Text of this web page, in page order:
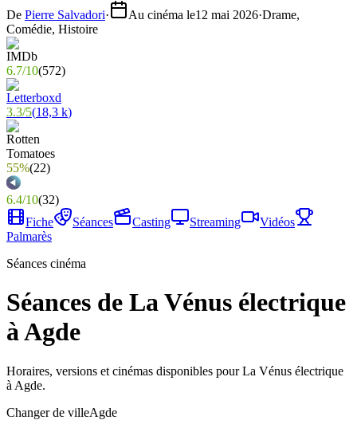
De Pierre Salvadori· Au cinéma le12 mai 2026·Drame,
Comédie, Histoire
6.7/10(572)
3.3/5(18,3 k)
55%(22)
6.4/10(32)
Fiche
Séances Casting Streaming
Vidéos
Palmarès
Séances cinéma
Séances de La Vénus électrique
à Agde
Horaires, versions et cinémas disponibles pour La Vénus électrique
à Agde.
Changer de villeAgde